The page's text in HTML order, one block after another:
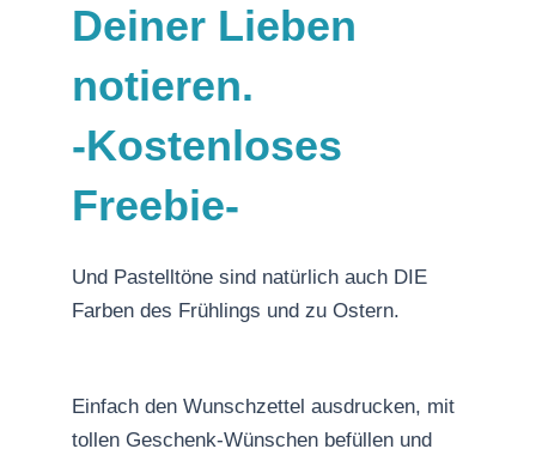
Deiner Lieben
notieren.
-Kostenloses
Freebie-
Und Pastelltöne sind natürlich auch DIE
Farben des Frühlings und zu Ostern.
Einfach den Wunschzettel ausdrucken, mit
tollen Geschenk-Wünschen befüllen und